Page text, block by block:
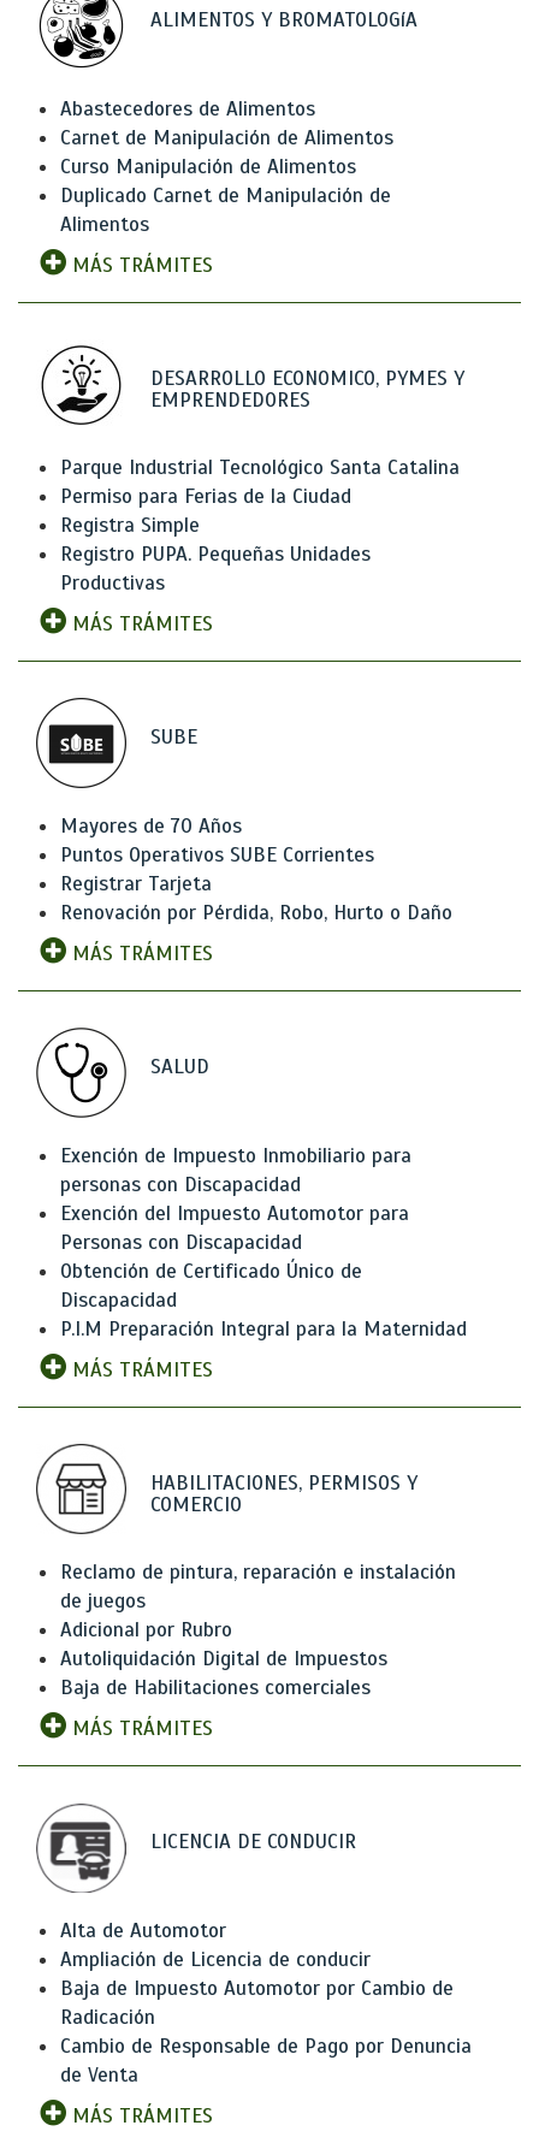
ALIMENTOS Y BROMATOLOGíA
Abastecedores de Alimentos
Carnet de Manipulación de Alimentos
Curso Manipulación de Alimentos
Duplicado Carnet de Manipulación de
Alimentos
MÁS TRÁMITES
DESARROLLO ECONOMICO, PYMES Y
EMPRENDEDORES
Parque Industrial Tecnológico Santa Catalina
Permiso para Ferias de la Ciudad
Registra Simple
Registro PUPA. Pequeñas Unidades
Productivas
MÁS TRÁMITES
SUBE
Mayores de 70 Años
Puntos Operativos SUBE Corrientes
Registrar Tarjeta
Renovación por Pérdida, Robo, Hurto o Daño
MÁS TRÁMITES
SALUD
Exención de Impuesto Inmobiliario para
personas con Discapacidad
Exención del Impuesto Automotor para
Personas con Discapacidad
Obtención de Certificado Único de
Discapacidad
P.I.M Preparación Integral para la Maternidad
MÁS TRÁMITES
HABILITACIONES, PERMISOS Y
COMERCIO
Reclamo de pintura, reparación e instalación
de juegos
Adicional por Rubro
Autoliquidación Digital de Impuestos
Baja de Habilitaciones comerciales
MÁS TRÁMITES
LICENCIA DE CONDUCIR
Alta de Automotor
Ampliación de Licencia de conducir
Baja de Impuesto Automotor por Cambio de
Radicación
Cambio de Responsable de Pago por Denuncia
de Venta
MÁS TRÁMITES